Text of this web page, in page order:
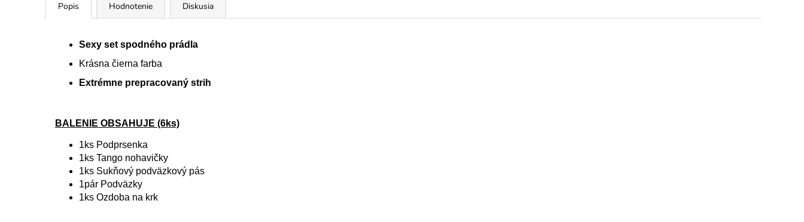
Popis Hodnotenie Diskusia
Sexy set spodného prádla
Krásna čierna farba
Extrémne prepracovaný strih
BALENIE OBSAHUJE (6ks)
1ks Podprsenka
1ks Tango nohavičky
1ks Sukňový podväzkový pás
1pár Podväzky
1ks Ozdoba na krk